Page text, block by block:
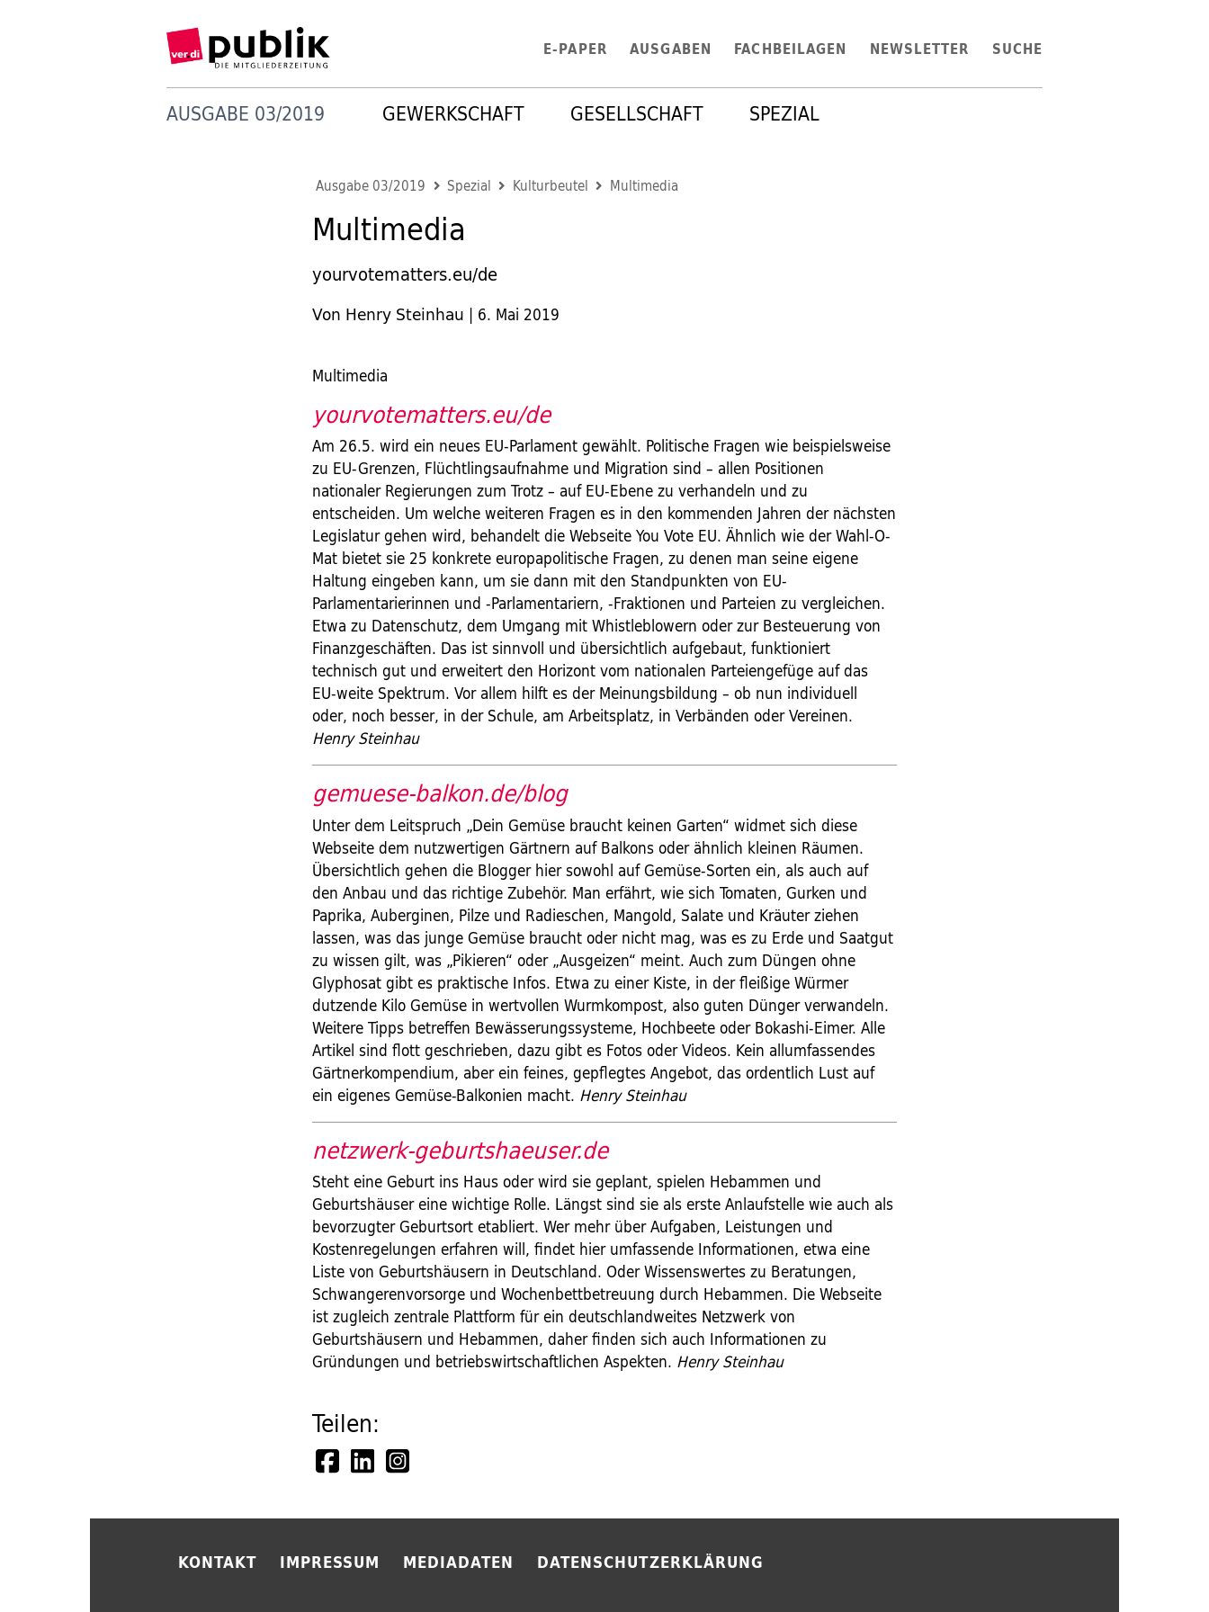
E-PAPER AUSGABEN FACHBEILAGEN NEWSLETTER SUCHE
AUSGABE 03/2019 GEWERKSCHAFT GESELLSCHAFT SPEZIAL
Ausgabe 03/2019 Spezial Kulturbeutel Multimedia
Multimedia
yourvotematters.eu/de
Von Henry Steinhau | 6. Mai 2019
Multimedia
yourvotematters.eu/de
Am 26.5. wird ein neues EU-Parlament gewählt. Politische Fragen wie beispielsweise
zu EU-Grenzen, Flüchtlingsaufnahme und Migration sind – allen Positionen
nationaler Regierungen zum Trotz – auf EU-Ebene zu verhandeln und zu
entscheiden. Um welche weiteren Fragen es in den kommenden Jahren der nächsten
Legislatur gehen wird, behandelt die Webseite You Vote EU. Ähnlich wie der Wahl-O-
Mat bietet sie 25 konkrete europapolitische Fragen, zu denen man seine eigene
Haltung eingeben kann, um sie dann mit den Standpunkten von EU-
Parlamentarierinnen und -Parlamentariern, -Fraktionen und Parteien zu vergleichen.
Etwa zu Datenschutz, dem Umgang mit Whistleblowern oder zur Besteuerung von
Finanzgeschäften. Das ist sinnvoll und übersichtlich aufgebaut, funktioniert
technisch gut und erweitert den Horizont vom nationalen Parteiengefüge auf das
EU-weite Spektrum. Vor allem hilft es der Meinungsbildung – ob nun individuell
oder, noch besser, in der Schule, am Arbeitsplatz, in Verbänden oder Vereinen.
Henry Steinhau
gemuese-balkon.de/blog
Unter dem Leitspruch „Dein Gemüse braucht keinen Garten“ widmet sich diese
Webseite dem nutzwertigen Gärtnern auf Balkons oder ähnlich kleinen Räumen.
Übersichtlich gehen die Blogger hier sowohl auf Gemüse-Sorten ein, als auch auf
den Anbau und das richtige Zubehör. Man erfährt, wie sich Tomaten, Gurken und
Paprika, Auberginen, Pilze und Radieschen, Mangold, Salate und Kräuter ziehen
lassen, was das junge Gemüse braucht oder nicht mag, was es zu Erde und Saatgut
zu wissen gilt, was „Pikieren“ oder „Ausgeizen“ meint. Auch zum Düngen ohne
Glyphosat gibt es praktische Infos. Etwa zu einer Kiste, in der fleißige Würmer
dutzende Kilo Gemüse in wertvollen Wurmkompost, also guten Dünger verwandeln.
Weitere Tipps betreffen Bewässerungssysteme, Hochbeete oder Bokashi-Eimer. Alle
Artikel sind flott geschrieben, dazu gibt es Fotos oder Videos. Kein allumfassendes
Gärtnerkompendium, aber ein feines, gepflegtes Angebot, das ordentlich Lust auf
ein eigenes Gemüse-Balkonien macht. Henry Steinhau
netzwerk-geburtshaeuser.de
Steht eine Geburt ins Haus oder wird sie geplant, spielen Hebammen und
Geburtshäuser eine wichtige Rolle. Längst sind sie als erste Anlaufstelle wie auch als
bevorzugter Geburtsort etabliert. Wer mehr über Aufgaben, Leistungen und
Kostenregelungen erfahren will, findet hier umfassende Informationen, etwa eine
Liste von Geburtshäusern in Deutschland. Oder Wissenswertes zu Beratungen,
Schwangerenvorsorge und Wochenbettbetreuung durch Hebammen. Die Webseite
ist zugleich zentrale Plattform für ein deutschlandweites Netzwerk von
Geburtshäusern und Hebammen, daher finden sich auch Informationen zu
Gründungen und betriebswirtschaftlichen Aspekten. Henry Steinhau
Teilen:
KONTAKT IMPRESSUM MEDIADATEN DATENSCHUTZERKLÄRUNG